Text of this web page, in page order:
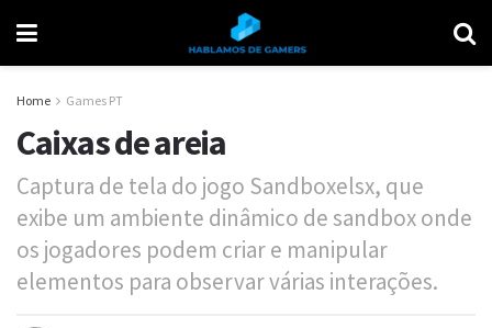
Home Games PT
Caixas de areia
Captura de tela do jogo Sandboxelsx, que
exibe um ambiente dinâmico de sandbox onde
os jogadores podem criar e manipular
elementos para observar várias interações.